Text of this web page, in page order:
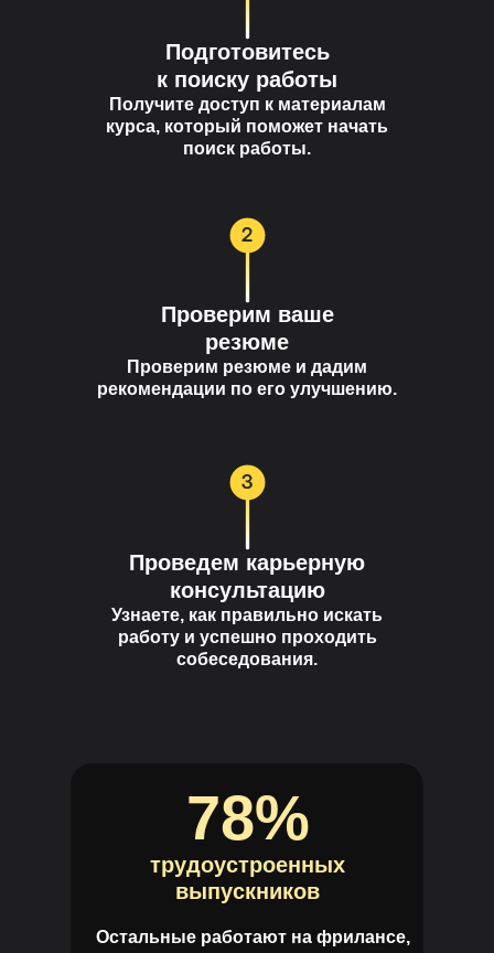
Подготовитесь
к поиску работы
Получите доступ к материалам
курса, который поможет начать
поиск работы.
Проверим ваше
резюме
Проверим резюме и дадим
рекомендации по его улучшению.
Проведем карьерную
консультацию
Узнаете, как правильно искать
работу и успешно проходить
собеседования.
78%
трудоустроенных
выпускников
Остальные работают на фрилансе,